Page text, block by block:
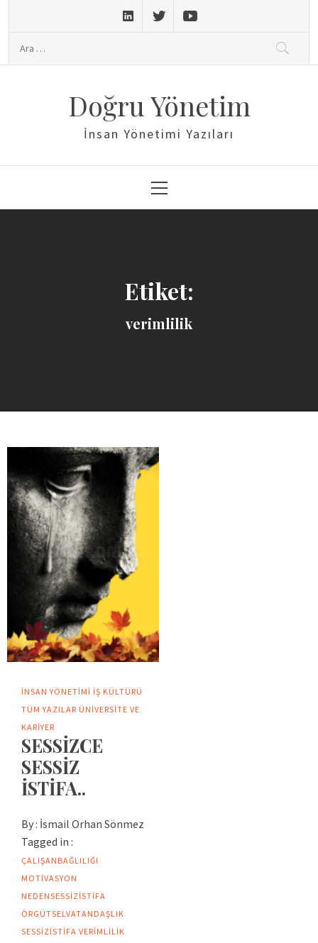
content
Doğru Yönetim
İnsan Yönetimi Yazıları
Menu
Etiket:
verimlilik
İNSAN YÖNETIMI İŞ KÜLTÜRÜ
TÜM YAZILAR ÜNIVERSITE VE
KARIYER
SESSİZCE
SESSİZ
İSTİFA..
By : İsmail Orhan Sönmez
Tagged in :
ÇALIŞANBAĞLILIĞI
MOTIVASYON
NEDENSESSIZISTIFA
ÖRGÜTSELVATANDAŞLIK
SESSIZISTIFA VERIMLILIK